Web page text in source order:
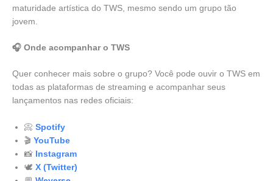
maturidade artística do TWS, mesmo sendo um grupo tão
jovem.
🎧 Onde acompanhar o TWS
Quer conhecer mais sobre o grupo? Você pode ouvir o TWS em
todas as plataformas de streaming e acompanhar seus
lançamentos nas redes oficiais:
📀 Spotify
🎬 YouTube
📸 Instagram
🕊️ X (Twitter)